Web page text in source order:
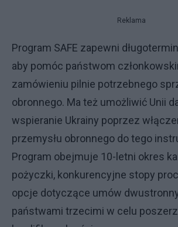
Reklama
Program SAFE zapewni
aby pomóc państwom
zamówieniu pilnie potrzebnego
obronnego. Ma też umożliwić Unii
wspieranie Ukrainy poprzez
przemysłu obronnego do tego
Program obejmuje 10-letni okres
pożyczki, konkurencyjne stopy
opcje dotyczące umów
państwami trzecimi w celu